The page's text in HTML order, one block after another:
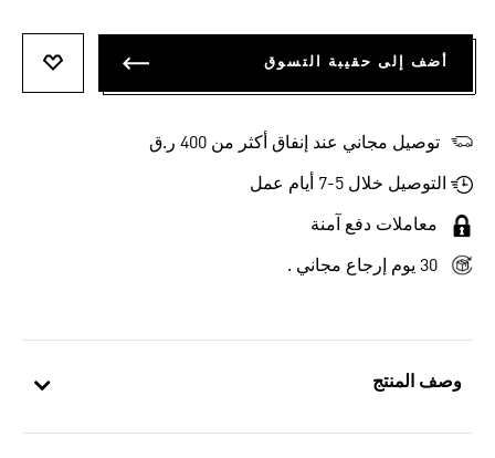
وصف المنتج
أضف إلى حقيبة التسوق
توصيل مجاني عند إنفاق أكثر من 400 ر.ق
التوصيل خلال 5-7 أيام عمل
معاملات دفع آمنة